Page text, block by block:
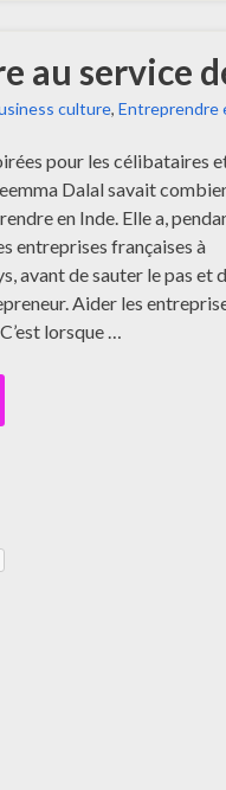
au service
culture, Entreprendre
pour les célibataires
Dalal savait
en Inde. Elle a,
entreprises françaises à
avant de sauter le pas et
Aider les
lorsque …